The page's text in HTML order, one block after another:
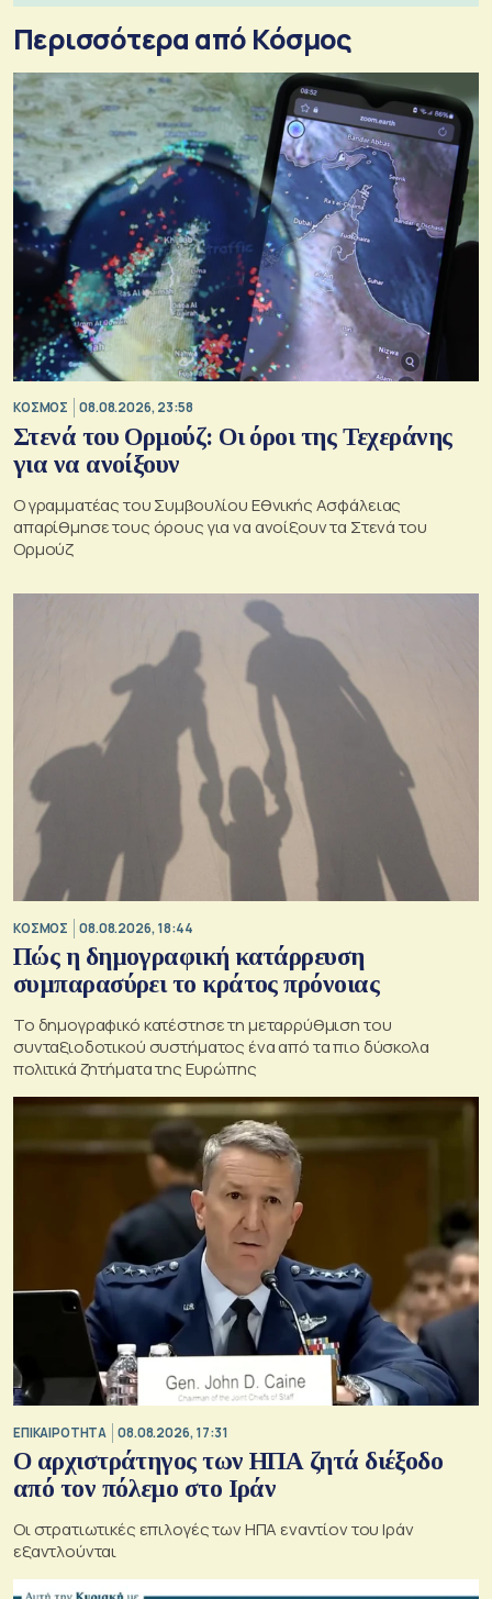
Περισσότερα από Κόσμος
ΚΟΣΜΟΣ 08.08.2026, 23:58
Στενά του Ορμούζ: Οι όροι της Τεχεράνης
για να ανοίξουν
Ο γραμματέας του Συμβουλίου Εθνικής Ασφάλειας
απαρίθμησε τους όρους για να ανοίξουν τα Στενά του
Ορμούζ
ΚΟΣΜΟΣ 08.08.2026, 18:44
Πώς η δημογραφική κατάρρευση
συμπαρασύρει το κράτος πρόνοιας
Το δημογραφικό κατέστησε τη μεταρρύθμιση του
συνταξιοδοτικού συστήματος ένα από τα πιο δύσκολα
πολιτικά ζητήματα της Ευρώπης
ΕΠΙΚΑΙΡΟΤΗΤΑ 08.08.2026, 17:31
Ο αρχιστράτηγος των ΗΠΑ ζητά διέξοδο
από τον πόλεμο στο Ιράν
Οι στρατιωτικές επιλογές των ΗΠΑ εναντίον του Ιράν
εξαντλούνται